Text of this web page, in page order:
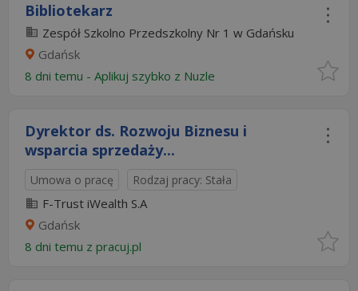
Bibliotekarz
Zespół Szkolno Przedszkolny Nr 1 w Gdańsku
Gdańsk
8 dni temu - Aplikuj szybko z Nuzle
Dyrektor ds. Rozwoju Biznesu i
wsparcia sprzedaży...
Umowa o pracę Rodzaj pracy: Stała
F-Trust iWealth S.A
Gdańsk
8 dni temu z pracuj.pl